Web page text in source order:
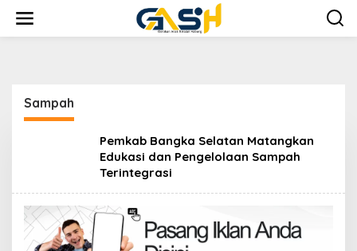
konten
Sampah
Pemkab Bangka Selatan Matangkan
Edukasi dan Pengelolaan Sampah
Terintegrasi